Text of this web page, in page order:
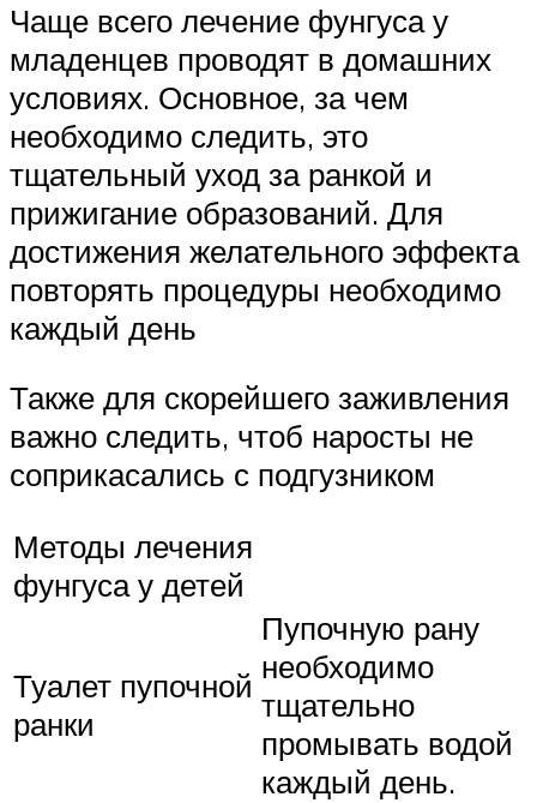
Чаще всего лечение фунгуса у
младенцев проводят в домашних
условиях. Основное, за чем
необходимо следить, это
тщательный уход за ранкой и
прижигание образований. Для
достижения желательного эффекта
повторять процедуры необходимо
каждый день
Также для скорейшего заживления
важно следить, чтоб наросты не
соприкасались с подгузником
Методы лечения
фунгуса у детей
Туалет пупочной
ранки
Пупочную рану
необходимо
тщательно
промывать водой
каждый день.